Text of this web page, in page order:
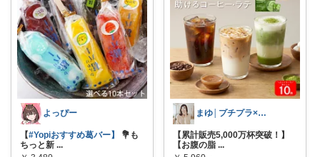
よっぴー
【#Yopiおすすめ葛バー】
💐も
ちっと新 ...
まゆ│プチプラ×ご褒美スイーツ
【累計販売5,000万杯突破！】
【お腹の脂 ...